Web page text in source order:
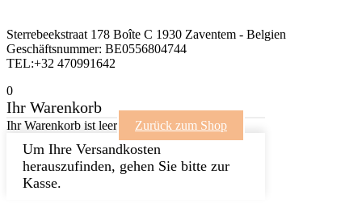
Sterrebeekstraat 178 Boîte C 1930 Zaventem - Belgien
Geschäftsnummer: BE0556804744
TEL:+32 470991642
0
Ihr Warenkorb
Ihr Warenkorb ist leer Zurück zum Shop
Um Ihre Versandkosten
herauszufinden, gehen Sie bitte zur
Kasse.